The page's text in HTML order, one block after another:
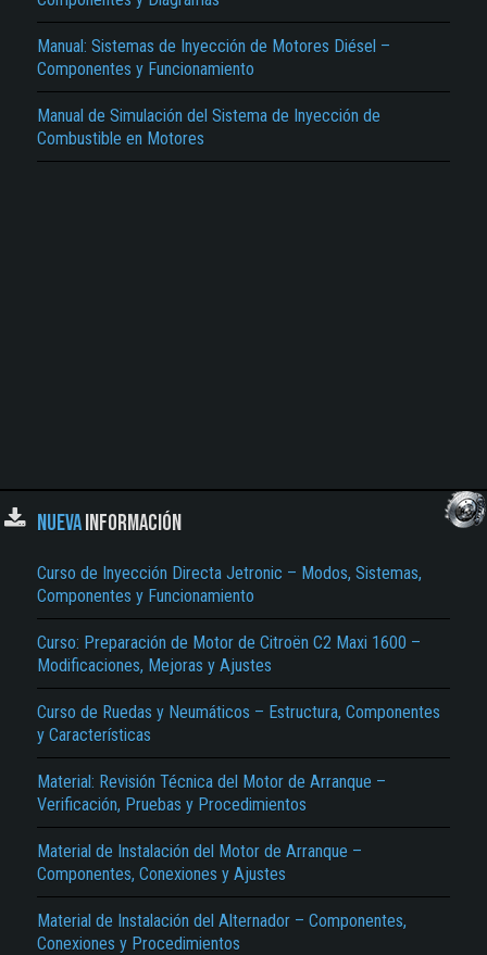
Manual: Sistemas de Inyección de Motores Diésel –
Componentes y Funcionamiento
Manual de Simulación del Sistema de Inyección de
Combustible en Motores
NUEVAINFORMACIÓN
Curso de Inyección Directa Jetronic – Modos, Sistemas,
Componentes y Funcionamiento
Curso: Preparación de Motor de Citroën C2 Maxi 1600 –
Modificaciones, Mejoras y Ajustes
Curso de Ruedas y Neumáticos – Estructura, Componentes
y Características
Material: Revisión Técnica del Motor de Arranque –
Verificación, Pruebas y Procedimientos
Material de Instalación del Motor de Arranque –
Componentes, Conexiones y Ajustes
Material de Instalación del Alternador – Componentes,
Conexiones y Procedimientos